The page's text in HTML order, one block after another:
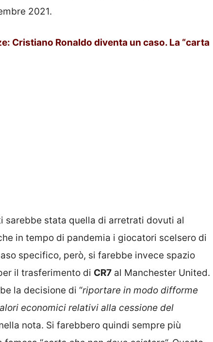
2021.
Cristiano Ronaldo diventa un caso. La “carta
sarebbe stata quella di arretrati dovuti al
in tempo di pandemia i giocatori scelsero di
specifico, però, si farebbe invece spazio
il trasferimento di CR7 al Manchester United.
la decisione di “riportare in modo difforme
economici relativi alla cessione del
nota. Si farebbero quindi sempre più